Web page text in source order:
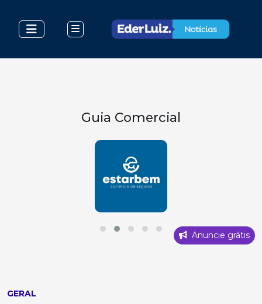
Guia Comercial
Anuncie grátis
GERAL